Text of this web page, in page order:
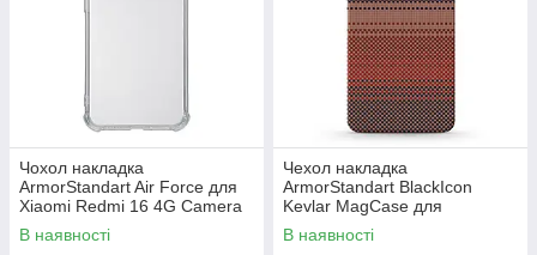
Чохол накладка
ArmorStandart Air Force для
Xiaomi Redmi 16 4G Camera
cover Clear (ARM90951)
В наявності
Чехол накладка
ArmorStandart BlackIcon
Kevlar MagCase для
Samsung S26 Sunset
(ARM90156)
В наявності